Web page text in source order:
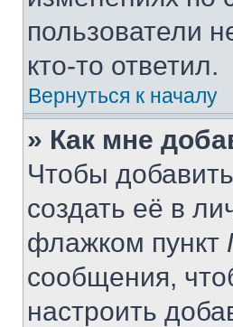
пользователи
кто-то ответил.
Вернуться к началу
» Как мне
Чтобы
создать её в
флажком пункт
сообщения,
настроить